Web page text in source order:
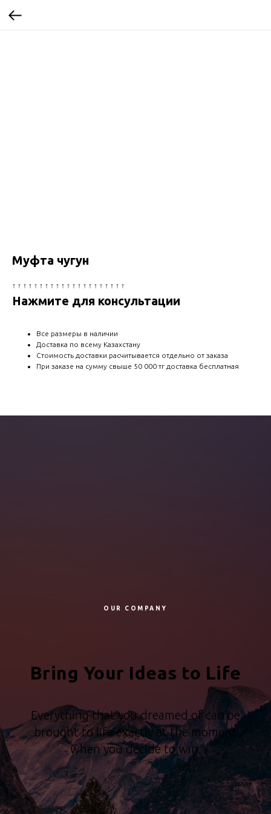
Муфта чугун
↑ ↑ ↑ ↑ ↑ ↑ ↑ ↑ ↑ ↑ ↑ ↑ ↑ ↑ ↑ ↑ ↑ ↑ ↑ ↑ ↑
Нажмите для консультации
Все размеры в наличии
Доставка по всему Казахстану
Стоимость доставки расчитывается отдельно от заказа
При заказе на сумму свыше 50 000 тг доставка бесплатная
OUR COMPANY
Bring Your Ideas to Life
Everything that you dreamed of can be
brought to life exactly at the moment
when you decide to win.